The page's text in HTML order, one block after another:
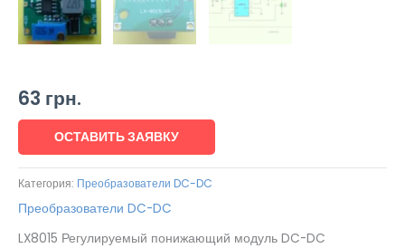
63 грн.
ОСТАВИТЬ ЗАЯВКУ
Категория: Преобразователи DC-DC
Преобразователи DC-DC
LX8015 Регулируемый понижающий модуль DC-DC